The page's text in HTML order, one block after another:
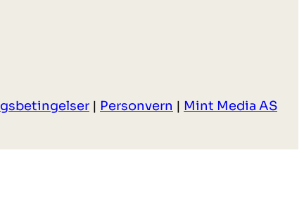
| Personvern | Mint Media AS